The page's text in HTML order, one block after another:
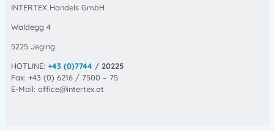
INTERTEX Handels GmbH
Waldegg 4
5225 Jeging
HOTLINE: +43 (0)7744 / 20225
Fax: +43 (0) 6216 / 7500 – 75
E-Mail: office@intertex.at